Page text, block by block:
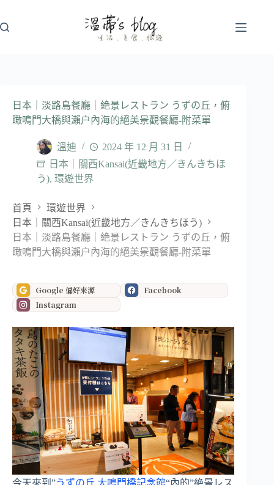
至
日本｜淡路島餐廳｜絶景レストラン うずの丘，俯
瞰鳴門大橋與瀨户內海的絕美景觀餐廳-附菜單
溫迪
2024 年 12 月 31 日
日本｜關西Kansai(近畿地方／きんきちほ
う), 環遊世界
首頁
環遊世界
日本｜關西Kansai(近畿地方／きんきちほう)
日本｜淡路島餐廳｜絶景レストラン うずの丘，俯
瞰鳴門大橋與瀨户內海的絕美景觀餐廳-附菜單
Google 偏好來源
Facebook
Instagram
今天來到”うずの丘 大鳴門橋記念館“內的”絶景レス